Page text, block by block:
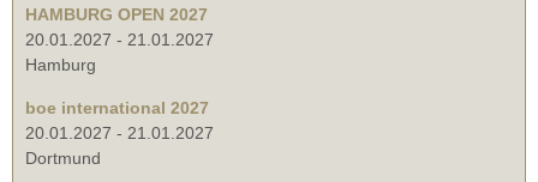
HAMBURG OPEN 2027
20.01.2027 - 21.01.2027
Hamburg
boe international 2027
20.01.2027 - 21.01.2027
Dortmund